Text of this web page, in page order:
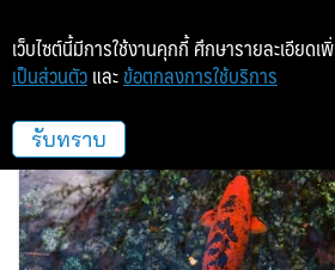
เพอร์เฟค คอมพาเนียน กรุ๊ป
เว็บไซต์นี้มีการใช้งานคุกกี้ ศึกษารายละเอียดเ
เป็นส่วนตัว และ ข้อตกลงการใช้บริการ
รับทราบ